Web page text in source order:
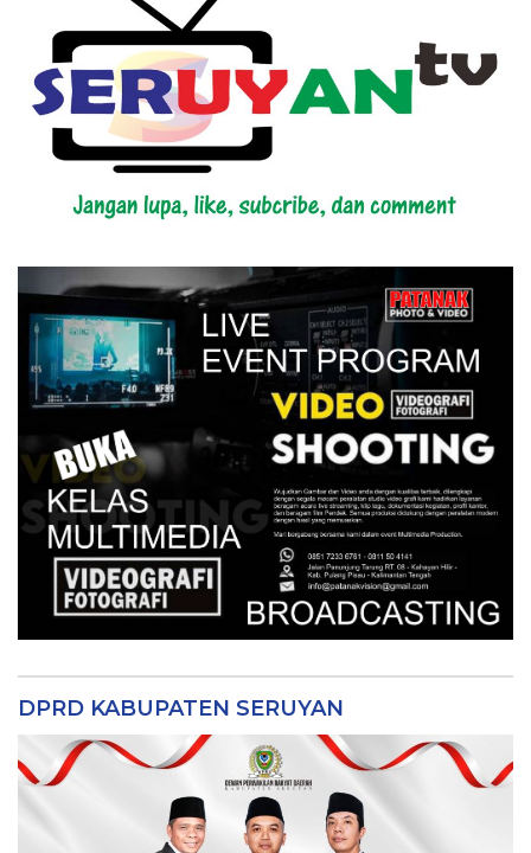
DPRD KABUPATEN SERUYAN